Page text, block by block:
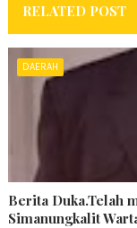
RELATED POST
DAERAH
Berita Duka.Telah
Simanungkalit